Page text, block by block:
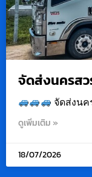
จัดส่งนครส
จัดส่งน
ดูเพิ่มเติม »
18/07/2026